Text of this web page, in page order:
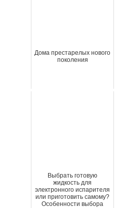
Дома престарелых нового
поколения
Выбрать готовую
жидкость для
электронного испарителя
или приготовить самому?
Особенности выбора